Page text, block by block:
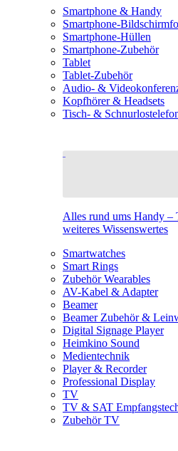
Smartphone & Handy
Smartphone-
Smartphone-Hüllen
Smartphone-Zubehör
Tablet
Tablet-Zubehör
Audio- &
Kopfhörer & Headsets
Tisch- &
Alles rund ums Handy –
weiteres Wissenswertes
Smartwatches
Smart Rings
Zubehör Wearables
AV-Kabel & Adapter
Beamer
Beamer Zubehör &
Digital Signage Player
Heimkino Sound
Medientechnik
Player & Recorder
Professional Display
TV
TV & SAT
Zubehör TV